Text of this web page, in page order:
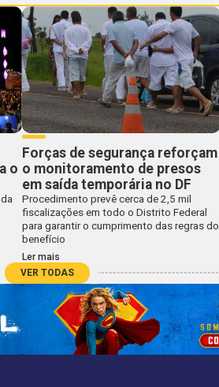
o
Forças de segurança reforçam
o monitoramento de presos
em saída temporária no DF
Procedimento prevê cerca de 2,5 mil
fiscalizações em todo o Distrito Federal
para garantir o cumprimento das regras do
benefício
Ler mais
VER TODAS